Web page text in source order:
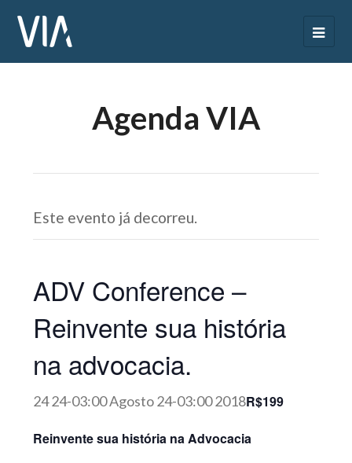
Agenda VIA
Este evento já decorreu.
ADV Conference –
Reinvente sua história
na advocacia.
24 24-03:00 Agosto 24-03:00 2018R$199
Reinvente sua história na Advocacia